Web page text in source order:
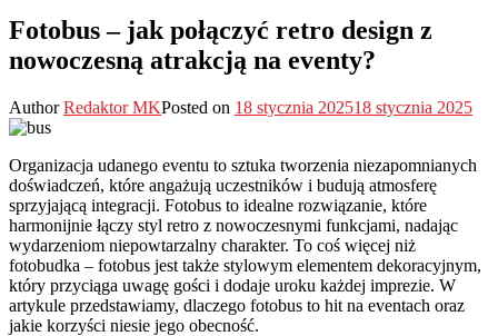
Fotobus – jak połączyć retro design z
nowoczesną atrakcją na eventy?
AuthorRedaktor MKPosted on 18 stycznia 202518 stycznia 2025
Organizacja udanego eventu to sztuka tworzenia niezapomnianych
doświadczeń, które angażują uczestników i budują atmosferę
sprzyjającą integracji. Fotobus to idealne rozwiązanie, które
harmonijnie łączy styl retro z nowoczesnymi funkcjami, nadając
wydarzeniom niepowtarzalny charakter. To coś więcej niż
fotobudka – fotobus jest także stylowym elementem dekoracyjnym,
który przyciąga uwagę gości i dodaje uroku każdej imprezie. W
artykule przedstawiamy, dlaczego fotobus to hit na eventach oraz
jakie korzyści niesie jego obecność.